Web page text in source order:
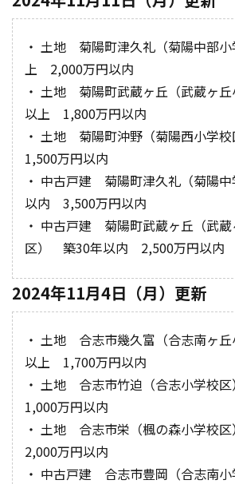
・ 土地 菊陽町津久礼（菊陽中部
上 2,000万円以内
・ 土地 菊陽町武蔵ヶ丘（武蔵ヶ
以上 1,800万円以内
・ 土地 菊陽町沖野（菊陽西小学
1,500万円以内
・ 中古戸建 菊陽町津久礼（菊陽
以内 3,500万円以内
・ 中古戸建 菊陽町武蔵ヶ丘（武蔵
区） 築30年以内 2,500万円以内
2024年11月4日（月）更新
・ 土地 合志市幾久富（合志南ヶ
以上 1,700万円以内
・ 土地 合志市竹迫（合志小学校
1,000万円以内
・ 土地 合志市栄（楓の森小学校
2,000万円以内
・ 中古戸建 合志市豊岡（合志南